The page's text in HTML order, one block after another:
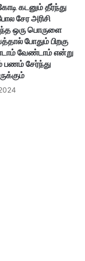
கடனும் தீர்ந்து
சேர அரிசி
ஒரு பொருளை
போதும் பிறகு
வேண்டாம் என்று
சேர்ந்து